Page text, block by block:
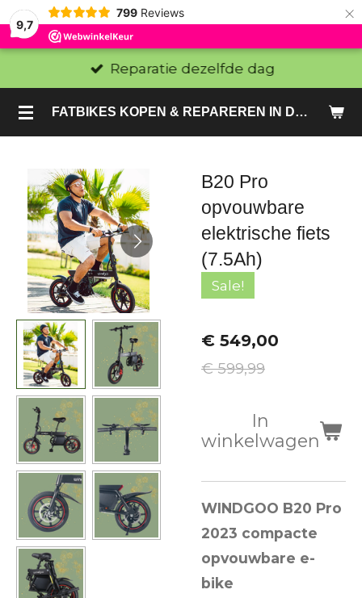
9,7
799 Reviews ×
FATBIKES KOPEN & REPAREREN IN DEN HAAG EN ZOETERMEER - SACHE BIKES
Reparatie dezelfde dag
B20 Pro
opvouwbare
elektrische fiets
(7.5Ah)
Sale!
€ 549,00
€ 599,99
In
winkelwagen
WINDGOO B20 Pro
2023 compacte
opvouwbare e-
bike